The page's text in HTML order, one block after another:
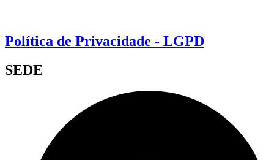
Política de Privacidade - LGPD
SEDE